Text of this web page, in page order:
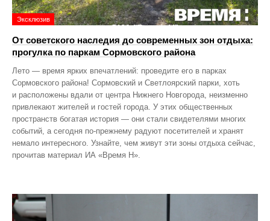
Эксклюзив
От советского наследия до современных зон отдыха:
прогулка по паркам Сормовского района
Лето — время ярких впечатлений: проведите его в парках
Сормовского района! Сормовский и Светлоярский парки, хоть
и расположены вдали от центра Нижнего Новгорода, неизменно
привлекают жителей и гостей города. У этих общественных
пространств богатая история — они стали свидетелями многих
событий, а сегодня по‑прежнему радуют посетителей и хранят
немало интересного. Узнайте, чем живут эти зоны отдыха сейчас,
прочитав материал ИА «Время Н».